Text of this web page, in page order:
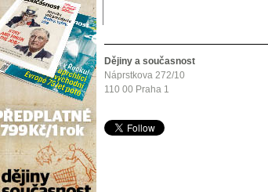
Dějiny a současnost
Náprstkova 272/10
110 00 Praha 1